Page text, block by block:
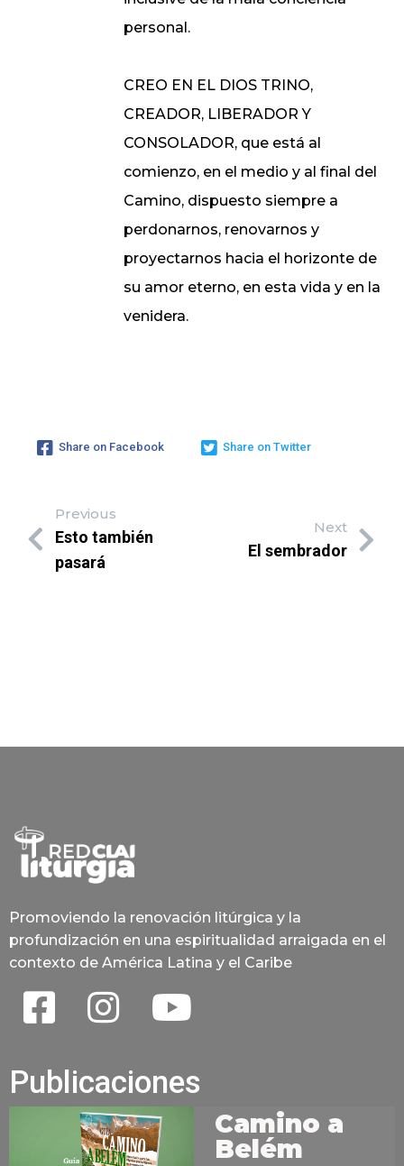
personal.
CREO EN EL DIOS TRINO,
CREADOR, LIBERADOR Y
CONSOLADOR, que está al
comienzo, en el medio y al final del
Camino, dispuesto siempre a
perdonarnos, renovarnos y
proyectarnos hacia el horizonte de
su amor eterno, en esta vida y en la
venidera.
Share on Facebook Share on Twitter
Previous
Esto también
pasará
Next
El sembrador
Promoviendo la renovación litúrgica y la
profundización en una espiritualidad arraigada en el
contexto de América Latina y el Caribe
Publicaciones
Camino a
Belém